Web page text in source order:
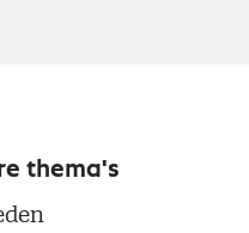
thema's